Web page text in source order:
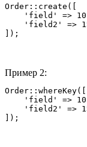
Order::create([
'field' =>
'field2' =>
]);
Пример 2:
'field' =>
'field2' =>
]);